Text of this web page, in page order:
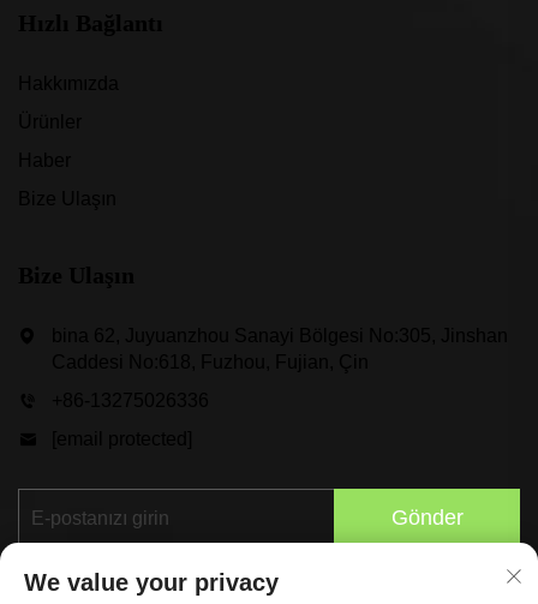
Gönder
We value your privacy